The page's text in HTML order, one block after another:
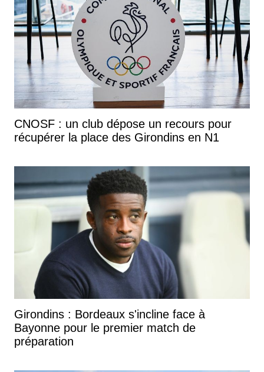
CNOSF : un club dépose un recours pour
récupérer la place des Girondins en N1
Girondins : Bordeaux s'incline face à
Bayonne pour le premier match de
préparation